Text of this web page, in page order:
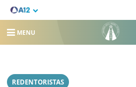
MENU
REDENTORISTAS